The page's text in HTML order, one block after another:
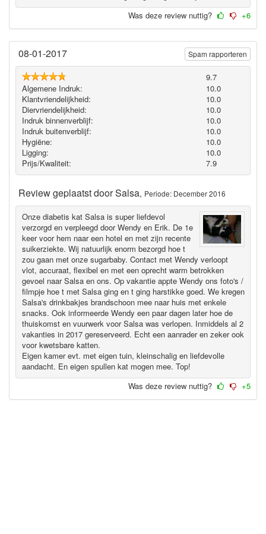
Was deze review nuttig?
+6
08-01-2017
9.7
Algemene Indruk:
10.0
Klantvriendelijkheid:
10.0
Diervriendelijkheid:
10.0
Indruk binnenverblijf:
10.0
Indruk buitenverblijf:
10.0
Hygiëne‎:
10.0
Ligging:
10.0
Prijs/Kwaliteit:
7.9
Review geplaatst doorSalsa, Periode: December 2016
Onze diabetis kat Salsa is super liefdevol
verzorgd en verpleegd door Wendy en Erik. De 1e
keer voor hem naar een hotel en met zijn recente
suikerziekte. Wij natuurlijk enorm bezorgd hoe t
zou gaan met onze sugarbaby. Contact met Wendy verloopt
vlot, accuraat, flexibel en met een oprecht warm betrokken
gevoel naar Salsa en ons. Op vakantie appte Wendy ons foto's /
filmpje hoe t met Salsa ging en t ging harstikke goed. We kregen
Salsa's drinkbakjes brandschoon mee naar huis met enkele
snacks. Ook informeerde Wendy een paar dagen later hoe de
thuiskomst en vuurwerk voor Salsa was verlopen. Inmiddels al 2
vakanties in 2017 gereserveerd. Echt een aanrader en zeker ook
voor kwetsbare katten.
Eigen kamer evt. met eigen tuin, kleinschalig en liefdevolle
aandacht. En eigen spullen kat mogen mee. Top!
Spam rapporteren
Was deze review nuttig? +5